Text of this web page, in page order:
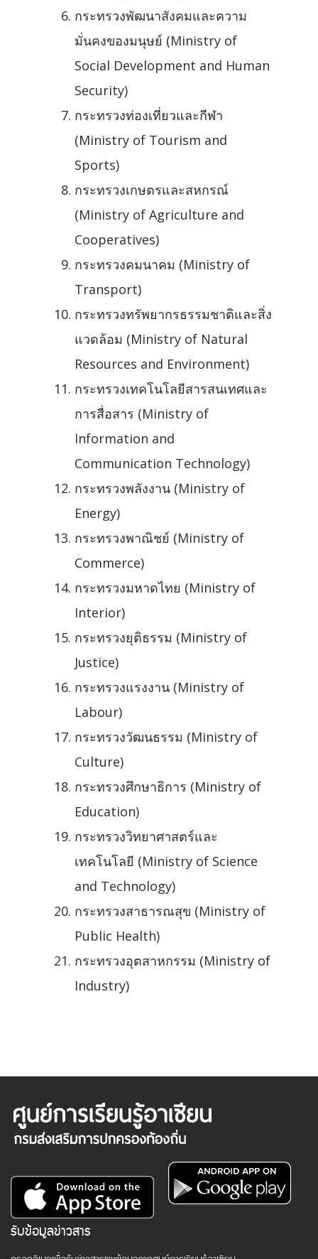
กระทรวงพัฒนาสังคมและความ
มั่นคงของมนุษย์ (Ministry of
Social Development and Human
Security)
กระทรวงท่องเที่ยวและกีฬา
(Ministry of Tourism and
Sports)
กระทรวงเกษตรและสหกรณ์
(Ministry of Agriculture and
Cooperatives)
กระทรวงคมนาคม (Ministry of
Transport)
กระทรวงทรัพยากรธรรมชาติและสิ่ง
แวดล้อม (Ministry of Natural
Resources and Environment)
กระทรวงเทคโนโลยีสารสนเทศและ
การสื่อสาร (Ministry of
Information and
Communication Technology)
กระทรวงพลังงาน (Ministry of
Energy)
กระทรวงพาณิชย์ (Ministry of
Commerce)
กระทรวงมหาดไทย (Ministry of
Interior)
กระทรวงยุติธรรม (Ministry of
Justice)
กระทรวงแรงงาน (Ministry of
Labour)
กระทรวงวัฒนธรรม (Ministry of
Culture)
กระทรวงศึกษาธิการ (Ministry of
Education)
กระทรวงวิทยาศาสตร์และ
เทคโนโลยี (Ministry of Science
and Technology)
กระทรวงสาธารณสุข (Ministry of
Public Health)
กระทรวงอุตสาหกรรม (Ministry of
Industry)
รับข้อมูลข่าวสาร